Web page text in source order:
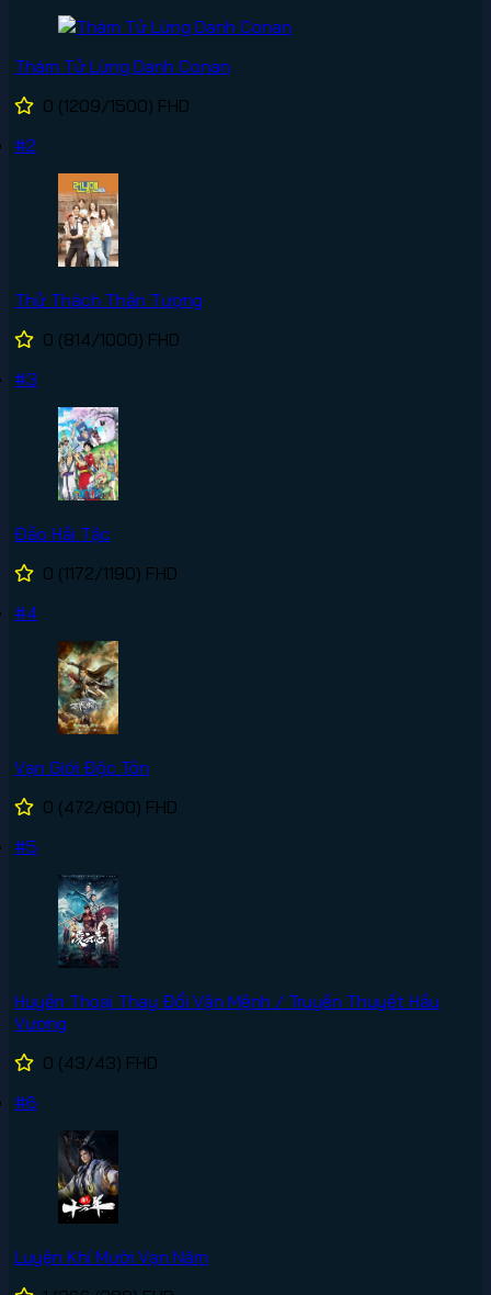
Thám Tử Lừng Danh Conan
0 (1209/1500) FHD
#2
Thử Thách Thần Tượng
0 (814/1000) FHD
#3
Đảo Hải Tặc
0 (1172/1190) FHD
#4
Vạn Giới Độc Tôn
0 (472/800) FHD
#5
Huyền Thoại Thay Đổi Vận Mệnh / Truyền Thuyết Hầu
Vương
0 (43/43) FHD
#6
Luyện Khí Mười Vạn Năm